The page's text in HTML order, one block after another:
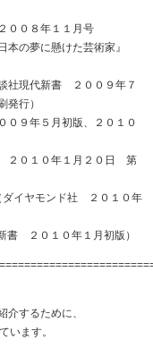
００８年１１月号
の夢に懸けた芸術家』
社現代新書 ２００９年７
発行）
９年５月初版、２０１０
２０１０年１月２０日 第
ダイヤモンド社 ２０１０年
書 ２０１０年１月初版）
するために、
います。